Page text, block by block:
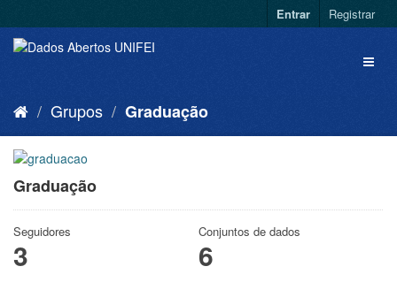
Entrar Registrar
Grupos Graduação
Graduação
Seguidores
3
Conjuntos de dados
6